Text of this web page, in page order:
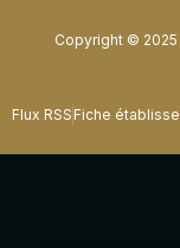
Copyright ©
Flux RSS Fiche